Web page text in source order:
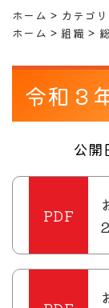
ホーム カテゴリ
ホーム
組織
令和３
公開